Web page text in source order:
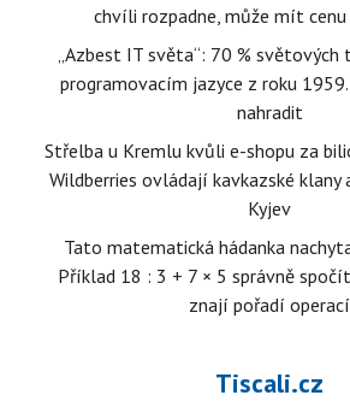
chvíli rozpadne, může mít
„Azbest IT světa“: 70 % světových
programovacím jazyce z roku
nahradit
Střelba u Kremlu kvůli e-shopu za
Wildberries ovládají kavkazské klany
Kyjev
Tato matematická hádanka
Příklad 18 : 3 + 7 × 5 správně
znají pořadí operací
Tiscali.cz